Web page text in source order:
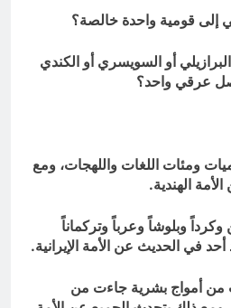
إلى قومية واحدة خالصة؟
أو السويسري أو الكندي
عرقي واحد؟
ومئات اللغات واللهجات، ومع
الهندية.
وبلوشاً وعرباً وتركماناً
في الحديث عن الأمة الإيرانية.
من أمواج بشرية جاءت من